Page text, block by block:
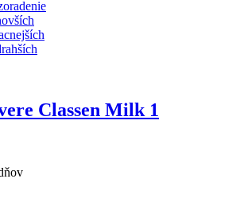
Classen Milk 1